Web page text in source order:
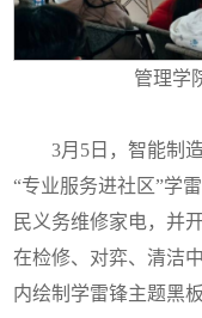
管理学
3月5日，智能制
“专业服务进社区”学
民义务维修家电，并
在检修、对弈、清洁
内绘制学雷锋主题黑